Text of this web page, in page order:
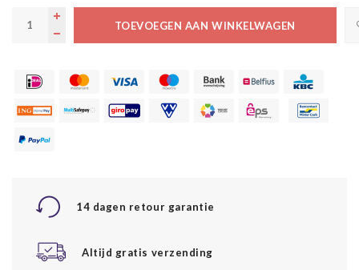
TOEVOEGEN AAN WINKELWAGEN
14 dagen retour garantie
Altijd gratis verzending